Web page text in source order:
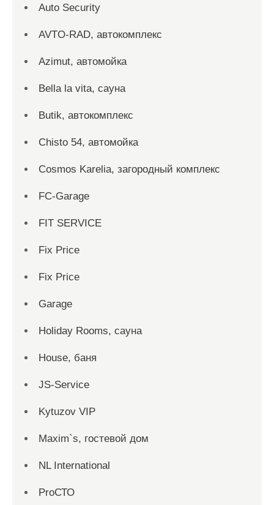
Auto Security
AVTO-RAD, автокомплекс
Azimut, автомойка
Bella la vita, сауна
Butik, автокомплекс
Chisto 54, автомойка
Cosmos Karelia, загородный комплекс
FC-Garage
FIT SERVICE
Fix Price
Fix Price
Garage
Holiday Rooms, сауна
House, баня
JS-Service
Kytuzov VIP
Maxim`s, гостевой дом
NL International
ProСТО